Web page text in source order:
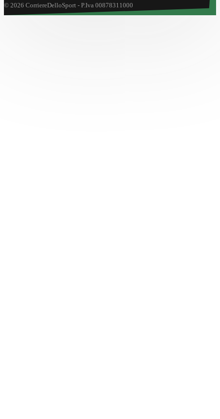
© 2026 CorriereDelloSport - P.Iva 00878311000